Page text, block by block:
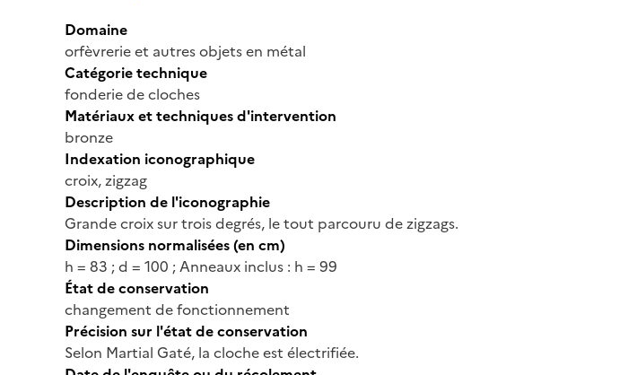
Domaine
orfèvrerie et autres objets en métal
Catégorie technique
fonderie de cloches
Matériaux et techniques d'intervention
bronze
Indexation iconographique
croix, zigzag
Description de l'iconographie
Grande croix sur trois degrés, le tout parcouru de zigzags.
Dimensions normalisées (en cm)
h = 83 ; d = 100 ; Anneaux inclus : h = 99
État de conservation
changement de fonctionnement
Précision sur l'état de conservation
Selon Martial Gaté, la cloche est électrifiée.